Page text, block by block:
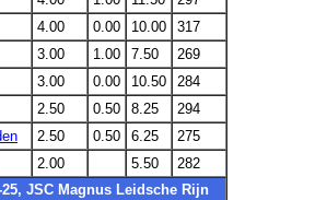
4.00 0.00 10.00
317
3.00 1.00 7.50
269
3.00 0.00 10.50
284
2.50 0.50 8.25
294
2.50 0.50 6.25
275
2.00 5.50
282
25, JSC Magnus Leidsche Rijn